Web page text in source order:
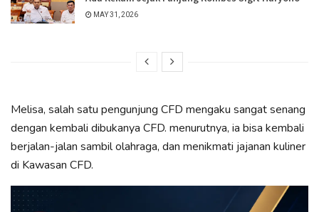
MAY 31, 2026
Melisa, salah satu pengunjung CFD mengaku sangat senang
dengan kembali dibukanya CFD. menurutnya, ia bisa kembali
berjalan-jalan sambil olahraga, dan menikmati jajanan kuliner
di Kawasan CFD.